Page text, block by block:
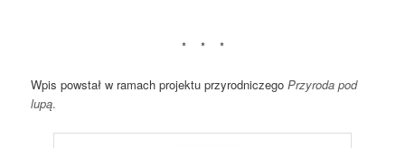
* * *
Wpis powstał w ramach projektu przyrodniczegoPrzyroda pod
lupą.